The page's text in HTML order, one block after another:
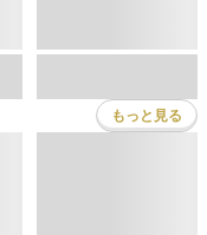
もっと見る